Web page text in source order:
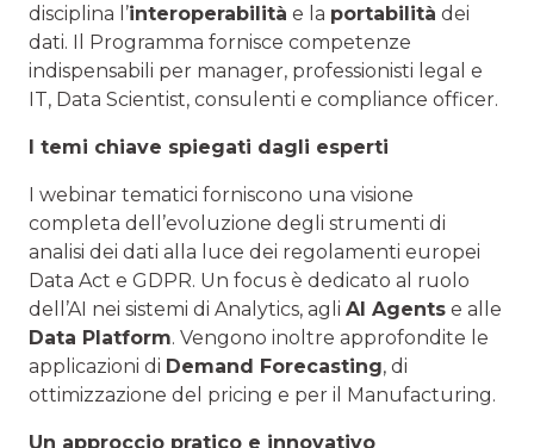
disciplina l’interoperabilità e la portabilità dei
dati. Il Programma fornisce competenze
indispensabili per manager, professionisti legal e
IT, Data Scientist, consulenti e compliance officer.
I temi chiave spiegati dagli esperti
I webinar tematici forniscono una visione
completa dell’evoluzione degli strumenti di
analisi dei dati alla luce dei regolamenti europei
Data Act e GDPR. Un focus è dedicato al ruolo
dell’AI nei sistemi di Analytics, agli AI Agents e alle
Data Platform. Vengono inoltre approfondite le
applicazioni di Demand Forecasting, di
ottimizzazione del pricing e per il Manufacturing.
Un approccio pratico e innovativo